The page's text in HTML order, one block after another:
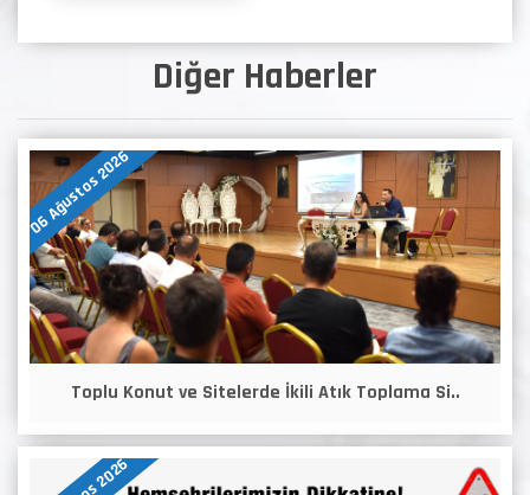
Diğer Haberler
06 Ağustos 2026
Toplu Konut ve Sitelerde İkili Atık Toplama Si..